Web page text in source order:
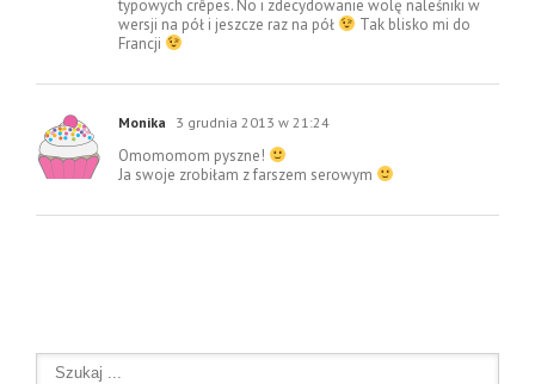
typowych crêpes. No i zdecydowanie wolę naleśniki w
wersji na pół i jeszcze raz na pół
Tak blisko mi do
Francji
Monika 3 grudnia 2013 w 21:24
Omomomom pyszne!
Ja swoje zrobiłam z farszem serowym